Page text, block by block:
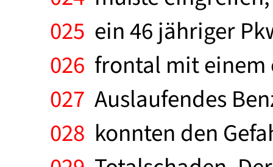
025 ein 46 jähriger
026 frontal mit einem
027 Auslaufendes
028 konnten den